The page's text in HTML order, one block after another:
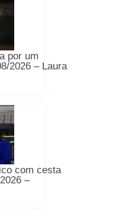
por um
2026 – Laura
com cesta
–